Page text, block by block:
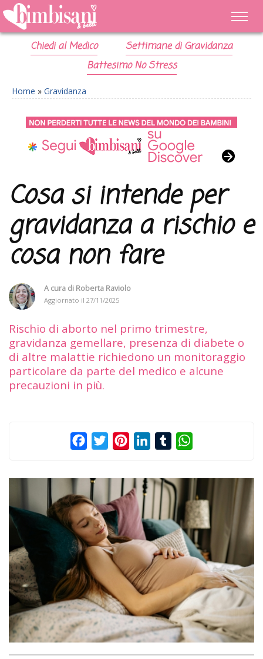
Chiedi al Medico
Settimane di Gravidanza
Battesimo No Stress
Home » Gravidanza
Cosa si intende per
gravidanza a rischio e
cosa non fare
A cura di Roberta Raviolo
Aggiornato il 27/11/2025
Rischio di aborto nel primo trimestre,
gravidanza gemellare, presenza di diabete o
di altre malattie richiedono un monitoraggio
particolare da parte del medico e alcune
precauzioni in più.
FacebookTwitterPinterestLinkedInTumblr